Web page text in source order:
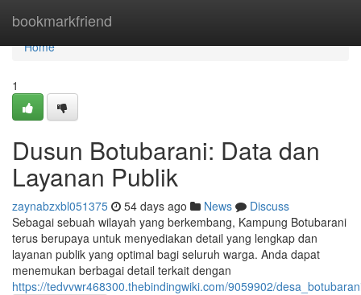
bookmarkfriend
Home
Home
1
Dusun Botubarani: Data dan
Layanan Publik
zaynabzxbl051375 54 days ago News
Discuss
Sebagai sebuah wilayah yang berkembang, Kampung Botubarani
terus berupaya untuk menyediakan detail yang lengkap dan
layanan publik yang optimal bagi seluruh warga. Anda dapat
menemukan berbagai detail terkait dengan
https://tedvvwr468300.thebindingwiki.com/9059902/